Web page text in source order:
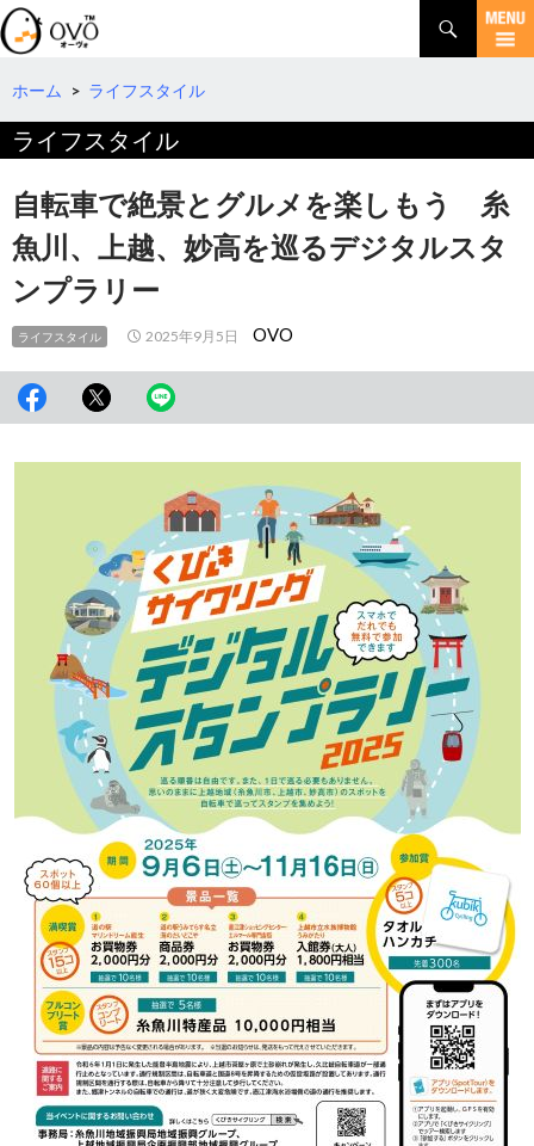
検
索
コ
テ
ツ
へ
ホーム > ライフスタイル
ライフスタイル
自転車で絶景とグルメを楽しもう 糸
魚川、上越、妙高を巡るデジタルスタ
ンプラリー
ライフスタイル 2025年9月5日 OVO